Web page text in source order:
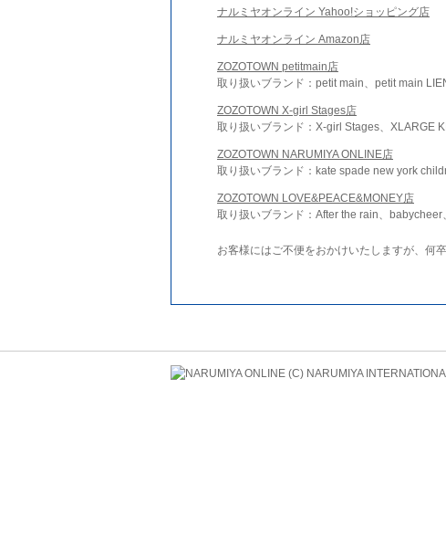
ナルミヤオンライン Yahoo!ショッピング店
ナルミヤオンライン Amazon店
ZOZOTOWN petitmain店
取り扱いブランド：petit main、petit main
ZOZOTOWN X-girl Stages店
取り扱いブランド：X-girl Stages、XLARGE
ZOZOTOWN NARUMIYA ONLINE店
取り扱いブランド：kate spade new york
ZOZOTOWN LOVE&PEACE&MONEY店
取り扱いブランド：After the rain、
お客様にはご不便をおかけいたしますが、何